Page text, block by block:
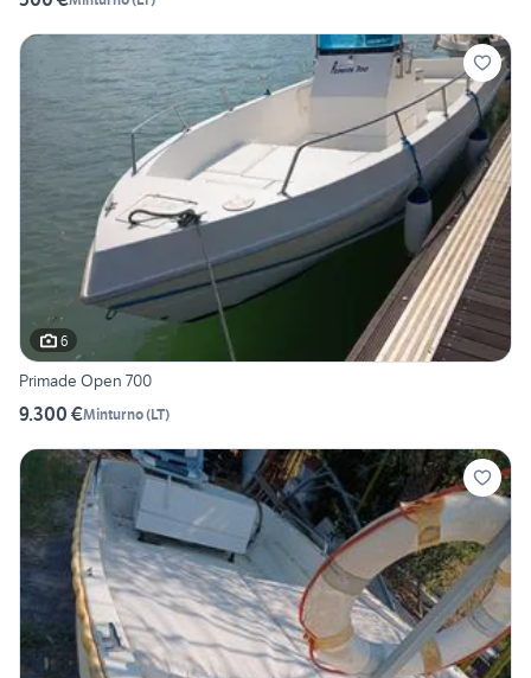
6
Primade Open 700
9.300 €Minturno(LT)